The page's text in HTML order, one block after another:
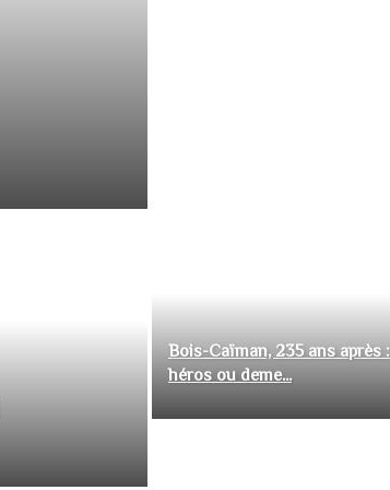
Bois-Caïman, 235 ans après
héros ou deme...